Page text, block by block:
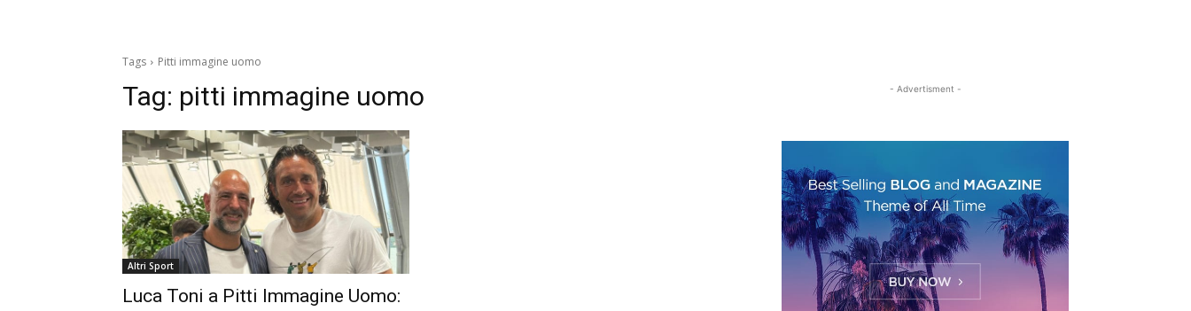
Tags Pitti immagine uomo
Tag: pitti immagine uomo
Altri Sport
Luca Toni a Pitti Immagine Uomo:
- Advertisment -